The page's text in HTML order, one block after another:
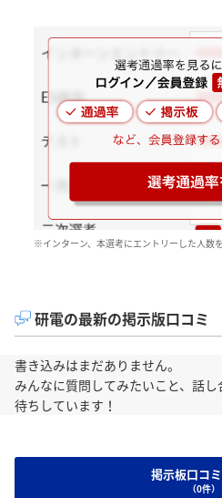
※インターン、本選考にエントリーした人数
研電の最新の掲示版口コミ
書き込みはまだありません。
みんなに質問してみたいこと、話
待ちしています！
掲示板口コ
（0件）